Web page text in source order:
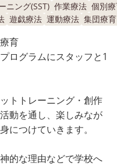
ニング(SST) 作業療法 個別
遊戯療法 運動療法 集団療育
育
ログラムにスタッフと1
トトレーニング・創作
動を通し、楽しみなが
につけていきます。
的な理由などで学校へ